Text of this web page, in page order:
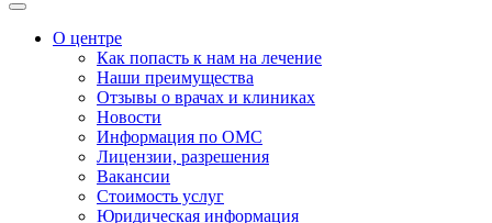
О центре
Как попасть к нам на лечение
Наши преимущества
Отзывы о врачах и клиниках
Новости
Информация по ОМС
Лицензии, разрешения
Вакансии
Стоимость услуг
Юридическая информация